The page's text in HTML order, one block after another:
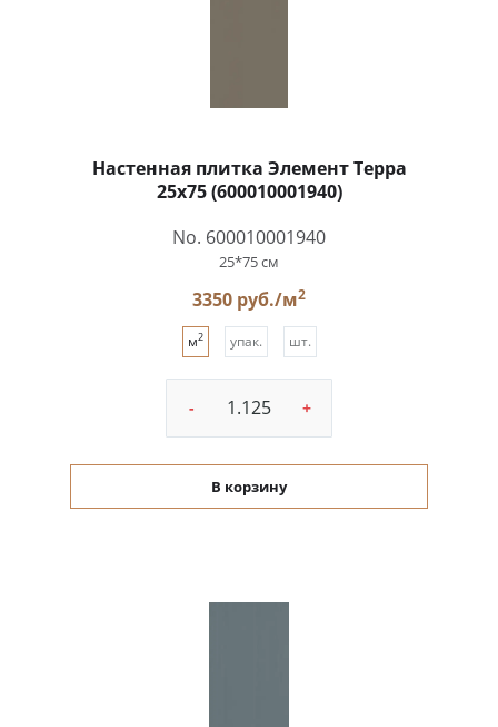
Настенная плитка Элемент Терра
25x75 (600010001940)
No. 600010001940
25*75 см
3350 руб./м2
м2 упак. шт.
- +
В корзину